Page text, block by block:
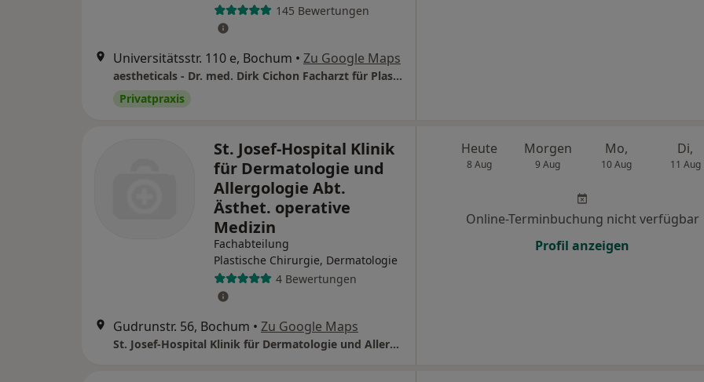
145 Bewertungen
Universitätsstr. 110 e, Bochum • Zu Google Maps
aestheticals - Dr. med. Dirk Cichon Facharzt für Plastische- und Ästhetische Chirurgie
Privatpraxis
St. Josef-Hospital Klinik
für Dermatologie und
Allergologie Abt.
Ästhet. operative
Medizin
Fachabteilung
Plastische Chirurgie, Dermatologie
4 Bewertungen
Gudrunstr. 56, Bochum • Zu Google Maps
St. Josef-Hospital Klinik für Dermatologie und Allergologie Abt. Ästhet. operative Medizin
Heute
8 Aug
Morgen
9 Aug
Mo,
10 Aug
Di,
11 Aug
Online-Terminbuchung nicht verfügbar
Profil anzeigen